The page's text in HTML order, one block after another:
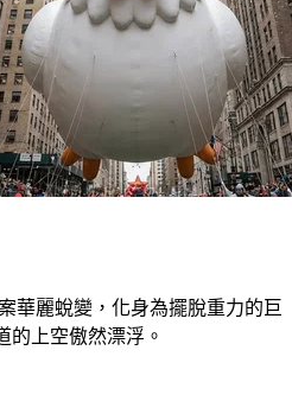
華麗蛻變，化身為擺脫重力的巨
的上空傲然漂浮。